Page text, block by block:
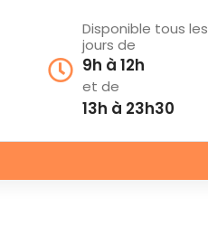
Disponible tous les
jours de
9h à 12h
et de
13h à 23h30